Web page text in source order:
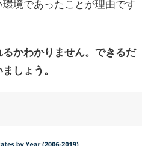
境であったことが理由です
かわかりません。できるだ
しょう。